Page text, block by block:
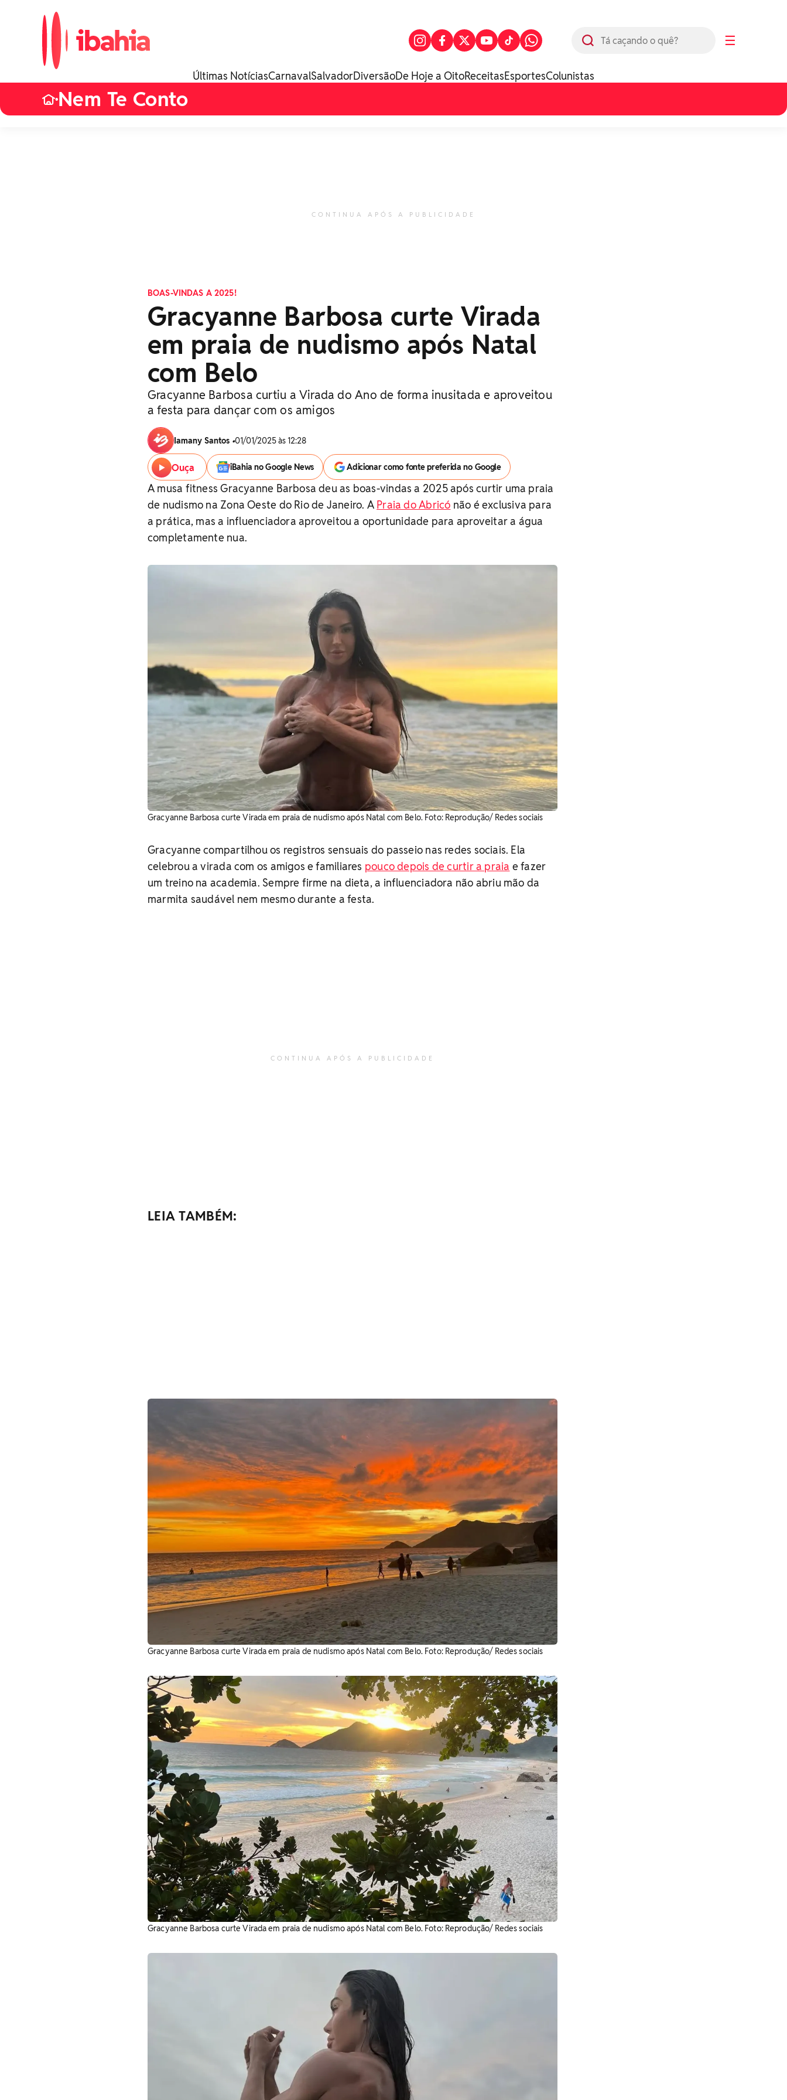
☰
Últimas NotíciasCarnavalSalvadorDiversãoDe Hoje a OitoReceitasEsportesColunistas
•Nem Te Conto
CONTINUA APÓS A PUBLICIDADE
BOAS-VINDAS A 2025!
Gracyanne Barbosa curte Virada
em praia de nudismo após Natal
com Belo
Gracyanne Barbosa curtiu a Virada do Ano de forma inusitada e aproveitou
a festa para dançar com os amigos
Iamany Santos •01/01/2025 às 12:28
Ouça iBahia no Google News Adicionar como fonte preferida no Google
A musa fitness Gracyanne Barbosa deu as boas-vindas a 2025 após curtir uma praia
de nudismo na Zona Oeste do Rio de Janeiro. A Praia do Abricó não é exclusiva para
a prática, mas a influenciadora aproveitou a oportunidade para aproveitar a água
completamente nua.
Gracyanne Barbosa curte Virada em praia de nudismo após Natal com Belo. Foto: Reprodução/ Redes sociais
Gracyanne compartilhou os registros sensuais do passeio nas redes sociais. Ela
celebrou a virada com os amigos e familiares pouco depois de curtir a praia e fazer
um treino na academia. Sempre firme na dieta, a influenciadora não abriu mão da
marmita saudável nem mesmo durante a festa.
CONTINUA APÓS A PUBLICIDADE
LEIA TAMBÉM:
Gracyanne Barbosa curte Virada em praia de nudismo após Natal com Belo. Foto: Reprodução/ Redes sociais
Gracyanne Barbosa curte Virada em praia de nudismo após Natal com Belo. Foto: Reprodução/ Redes sociais